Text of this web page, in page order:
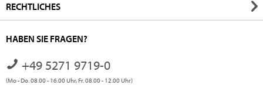
RECHTLICHES
HABEN SIE FRAGEN?
+49 5271 9719-0
(Mo - Do. 08.00 - 16.00 Uhr, Fr. 08.00 - 12.00 Uhr)